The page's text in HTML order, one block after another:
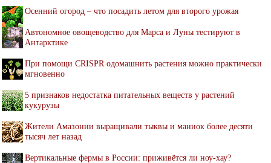
Осенний огород – что посадить летом для второго урожая
Автономное овощеводство для Марса и Луны тестируют в
Антарктике
При помощи CRISPR одомашнить растения можно практически
мгновенно
5 признаков недостатка питательных веществ у растений
кукурузы
Жители Амазонии выращивали тыквы и маниок более десяти
тысяч лет назад
Вертикальные фермы в России: приживётся ли ноу-хау?